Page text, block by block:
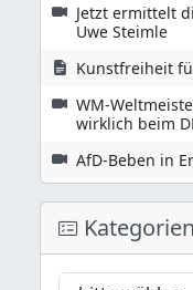
Jetzt ermittelt
Uwe Steimle
Kunstfreiheit
WM-
wirklich beim
AfD-Beben in
Kategorien